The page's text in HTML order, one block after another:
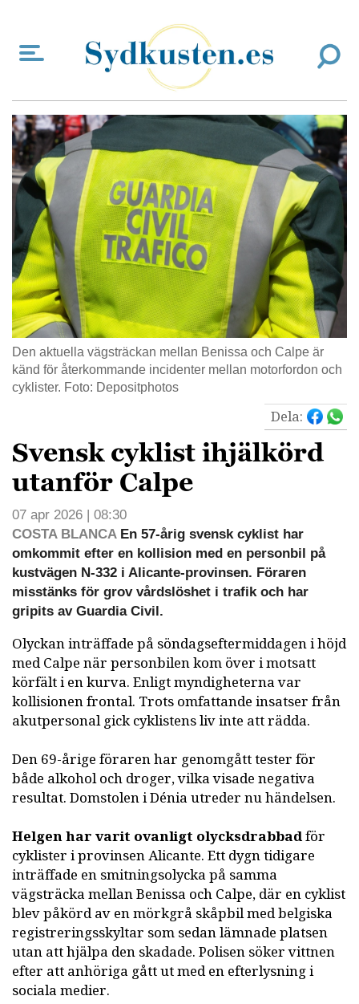
Den aktuella vägsträckan mellan Benissa och Calpe är
känd för återkommande incidenter mellan motorfordon och
cyklister. Foto: Depositphotos
Dela:
Svensk cyklist ihjälkörd
utanför Calpe
07 apr 2026 | 08:30
COSTA BLANCAEn 57-årig svensk cyklist har
omkommit efter en kollision med en personbil på
kustvägen N-332 i Alicante-provinsen. Föraren
misstänks för grov vårdslöshet i trafik och har
gripits av Guardia Civil.
Olyckan inträffade på söndagseftermiddagen i höjd
med Calpe när personbilen kom över i motsatt
körfält i en kurva. Enligt myndigheterna var
kollisionen frontal. Trots omfattande insatser från
akutpersonal gick cyklistens liv inte att rädda.
Den 69-årige föraren har genomgått tester för
både alkohol och droger, vilka visade negativa
resultat. Domstolen i Dénia utreder nu händelsen.
Helgen har varit ovanligt olycksdrabbadför
cyklister i provinsen Alicante. Ett dygn tidigare
inträffade en smitningsolycka på samma
vägsträcka mellan Benissa och Calpe, där en cyklist
blev påkörd av en mörkgrå skåpbil med belgiska
registreringsskyltar som sedan lämnade platsen
utan att hjälpa den skadade. Polisen söker vittnen
efter att anhöriga gått ut med en efterlysning i
sociala medier.